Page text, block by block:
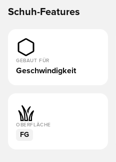
Schuh-Features
GEBAUT FÜR
Geschwindigkeit
OBERFLÄCHE
FG